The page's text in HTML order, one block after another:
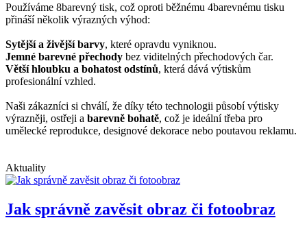
Používáme 8barevný tisk, což oproti běžnému 4barevnému tisku
přináší několik výrazných výhod:
Sytější a živější barvy, které opravdu vyniknou.
Jemné barevné přechody bez viditelných přechodových čar.
Větší hloubku a bohatost odstínů, která dává výtiskům
profesionální vzhled.
Naši zákazníci si chválí, že díky této technologii působí výtisky
výrazněji, ostřeji a barevně bohatě, což je ideální třeba pro
umělecké reprodukce, designové dekorace nebo poutavou reklamu.
Aktuality
Jak správně zavěsit obraz či fotoobraz